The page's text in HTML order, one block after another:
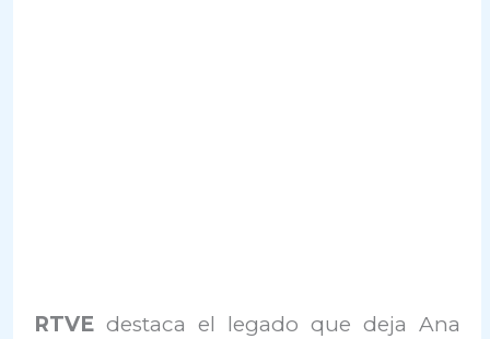
RTVE destaca el legado que deja Ana